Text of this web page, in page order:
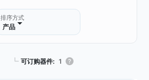
排序方式
产品
┗ 可订购器件: 1